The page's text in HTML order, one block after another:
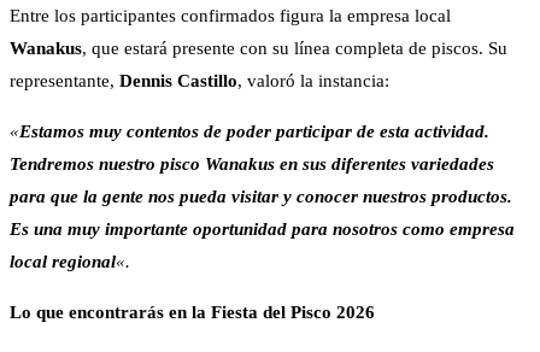
Entre los participantes confirmados figura la empresa local
Wanakus, que estará presente con su línea completa de piscos. Su
representante, Dennis Castillo, valoró la instancia:
«Estamos muy contentos de poder participar de esta actividad.
Tendremos nuestro pisco Wanakus en sus diferentes variedades
para que la gente nos pueda visitar y conocer nuestros productos.
Es una muy importante oportunidad para nosotros como empresa
local regional«.
Lo que encontrarás en la Fiesta del Pisco 2026